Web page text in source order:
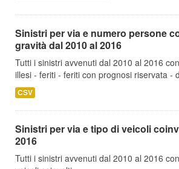
Sinistri per via e numero persone
gravità dal 2010 al 2016
Tutti i sinistri avvenuti dal 2010 al 2016
illesi - feriti - feriti con prognosi riservata -
CSV
Sinistri per via e tipo di veicoli
2016
Tutti i sinistri avvenuti dal 2010 al 2016